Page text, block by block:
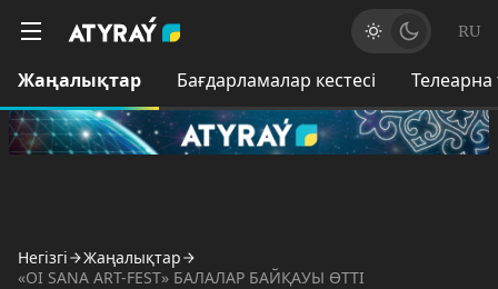
RU
Жаңалықтар Бағдарламалар кестесі
Негізгі
Жаңалықтар
«OI SANA ART-FEST» БАЛАЛАР БАЙҚАУЫ ӨТТІ